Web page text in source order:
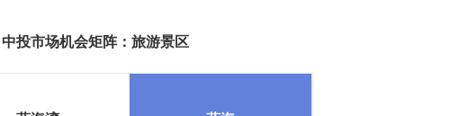
中投市场机会矩阵：旅游景区